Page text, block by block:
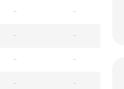
- -
- -
- -
- -